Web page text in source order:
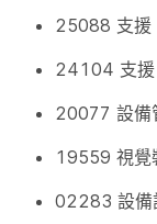
25088 支援
24104 支援
20077 設備
19559 視覺
02283 設備